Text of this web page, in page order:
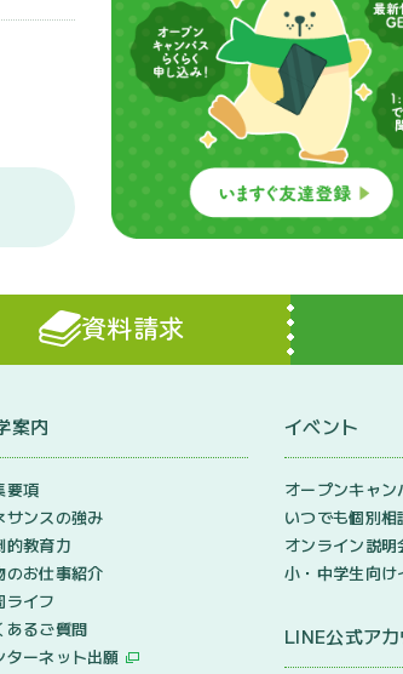
資料請求
案内
要項
サンスの強み
的教育力
のお仕事紹介
ライフ
あるご質問
ターネット出願
イベント
オープンキャン
いつでも個別相
オンライン説明
小・中学生向け
LINE公式ア